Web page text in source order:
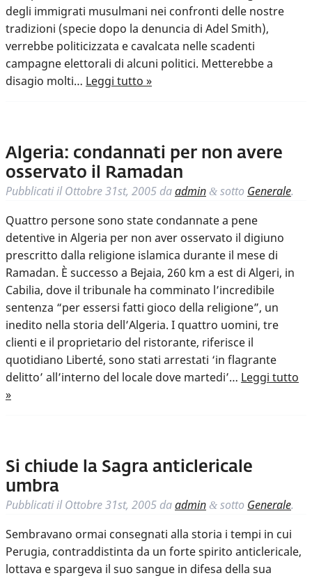
degli immigrati musulmani nei confronti delle nostre
tradizioni (specie dopo la denuncia di Adel Smith),
verrebbe politicizzata e cavalcata nelle scadenti
campagne elettorali di alcuni politici. Metterebbe a
disagio molti… Leggi tutto »
Algeria: condannati per non avere
osservato il Ramadan
Pubblicati ilOttobre 31st, 2005 daadmin & sotto Generale.
Quattro persone sono state condannate a pene
detentive in Algeria per non aver osservato il digiuno
prescritto dalla religione islamica durante il mese di
Ramadan. È successo a Bejaia, 260 km a est di Algeri, in
Cabilia, dove il tribunale ha comminato l’incredibile
sentenza “per essersi fatti gioco della religione”, un
inedito nella storia dell’Algeria. I quattro uomini, tre
clienti e il proprietario del ristorante, riferisce il
quotidiano Liberté, sono stati arrestati ‘in flagrante
delitto’ all’interno del locale dove martedi’… Leggi tutto
»
Si chiude la Sagra anticlericale
umbra
Pubblicati ilOttobre 31st, 2005 daadmin & sotto Generale.
Sembravano ormai consegnati alla storia i tempi in cui
Perugia, contraddistinta da un forte spirito anticlericale,
lottava e spargeva il suo sangue in difesa della sua